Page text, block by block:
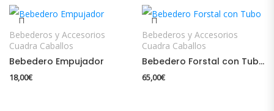
Bebederos y Accesorios
Cuadra Caballos
Bebedero Empujador
18,00€
Bebederos y Accesorios
Cuadra Caballos
Bebedero Forstal con Tubo
65,00€